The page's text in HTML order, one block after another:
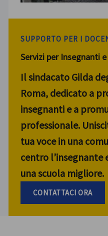
SUPPORTO PER I
Servizi per Insegnanti
Il sindacato Gilda
Roma, dedicato a
insegnanti e a
professionale.
tua voce in una
centro l’insegnante
una scuola migliore.
CONTATTACI ORA